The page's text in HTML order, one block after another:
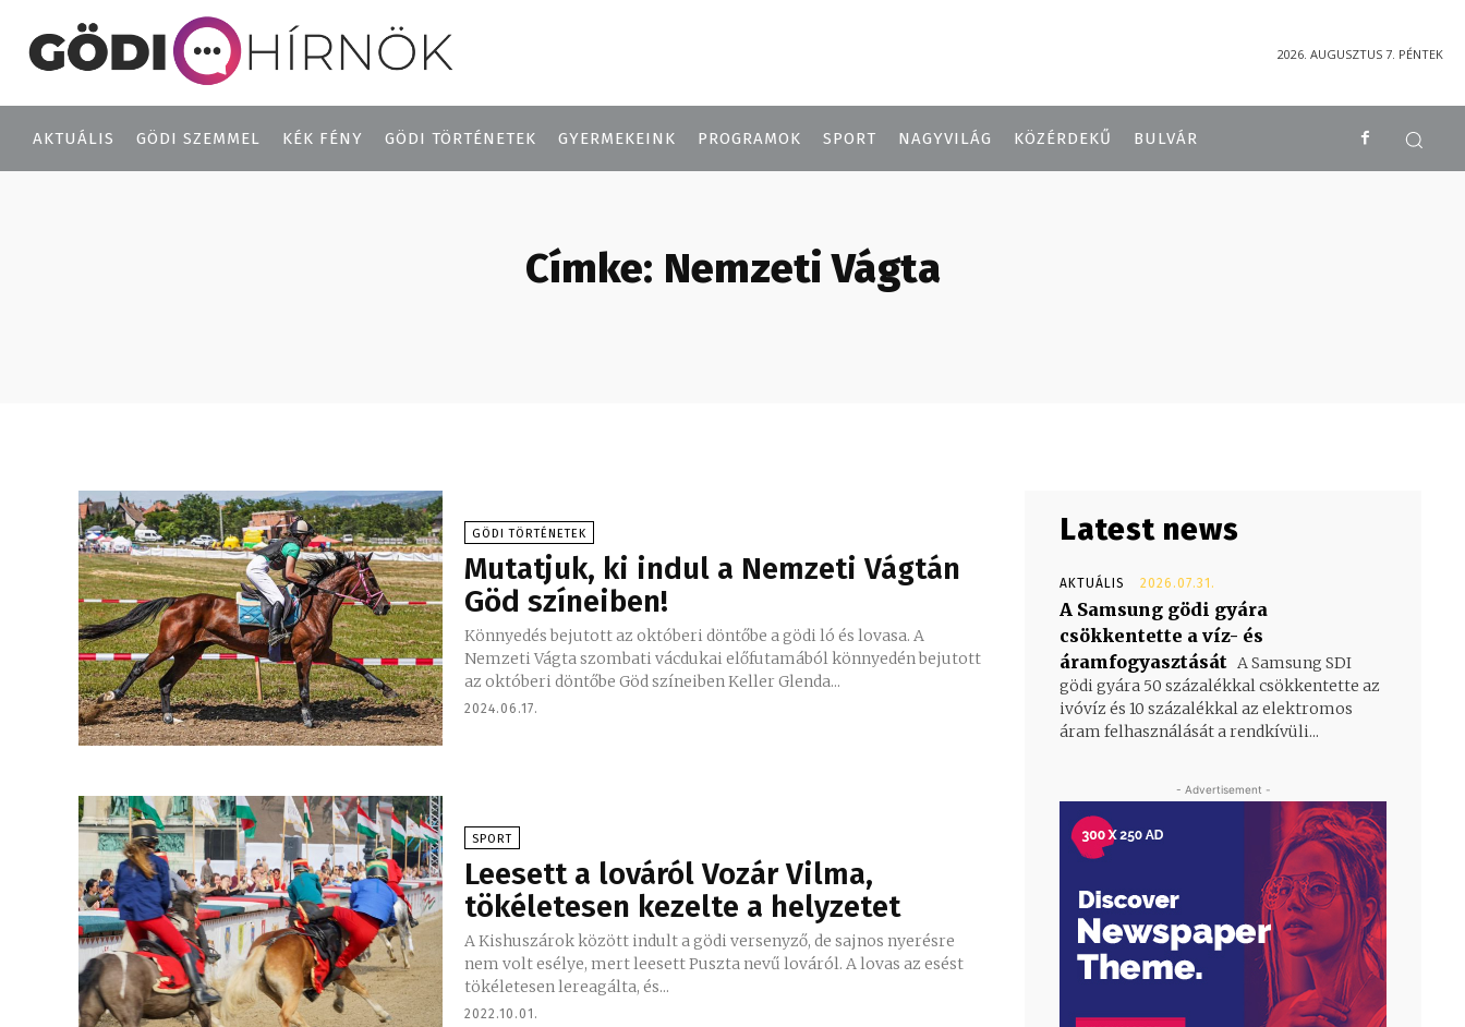
2026. AUGUSZTUS 7. PÉNTEK
AKTUÁLIS GÖDI SZEMMEL KÉK FÉNY GÖDI TÖRTÉNETEK GYERMEKEINK PROGRAMOK SPORT NAGYVILÁG KÖZÉRDEKŰ BULVÁR
Címke: Nemzeti Vágta
GÖDI TÖRTÉNETEK
Mutatjuk, ki indul a Nemzeti Vágtán
Göd színeiben!
Könnyedés bejutott az októberi döntőbe a gödi ló és lovasa. A
Nemzeti Vágta szombati vácdukai előfutamából könnyedén bejutott
az októberi döntőbe Göd színeiben Keller Glenda...
2024.06.17.
SPORT
Leesett a lováról Vozár Vilma,
tökéletesen kezelte a helyzetet
A Kishuszárok között indult a gödi versenyző, de sajnos nyerésre
nem volt esélye, mert leesett Puszta nevű lováról. A lovas az esést
tökéletesen lereagálta, és...
2022.10.01.
Latest news
AKTUÁLIS 2026.07.31.
A Samsung gödi gyára
csökkentette a víz- és
áramfogyasztását A Samsung SDI
gödi gyára 50 százalékkal csökkentette az
ivóvíz és 10 százalékkal az elektromos
áram felhasználását a rendkívüli...
- Advertisement -